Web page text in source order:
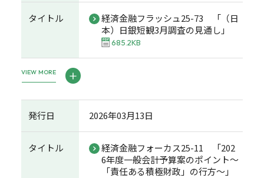
タイトル
経済金融フラッシュ25-73 「（日
本）日銀短観3月調査の見通し」
685.2KB
VIEW MORE
発行日 2026年03月13日
タイトル
経済金融フォーカス25-11 「202
6年度一般会計予算案のポイント～
「責任ある積極財政」の行方～」